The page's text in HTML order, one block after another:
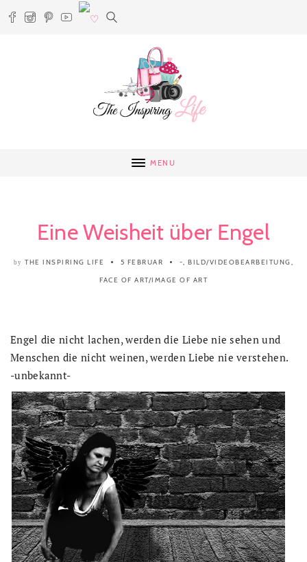
MENU
Eine Weisheit über Engel
by THE INSPIRING LIFE 5 FEBRUAR -,BILD/VIDEOBEARBEITUNG,
FACE OF ART/IMAGE OF ART
Engel die nicht lachen, werden die Liebe nie sehen und
Menschen die nicht weinen, werden Liebe nie verstehen.
-unbekannt-